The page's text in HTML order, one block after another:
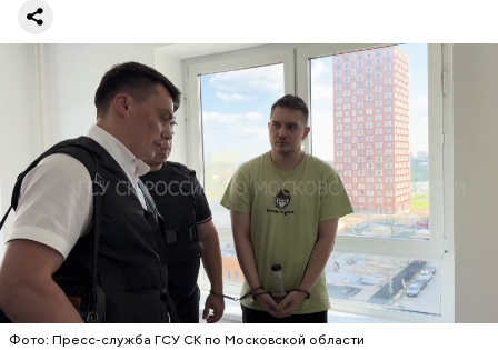
Фото: Пресс-служба ГСУ СК по Московской области
Все началось в июне, когда двое супругов
обратились в местную больницу с жалобами на
плохое самочувствие. Врачи не смогли поставить
им точный диагноз, после чего анализы
потерпевших направили на экспертизу. В них
специалисты обнаружили сильнодействующий
химикат дихлорэтан, который не мог попасть в
организм супругов случайно. То же самое вещество
нашли в еде, изъятой из квартиры пострадавших.
Видео: пресс-служба ГСУ СК по Московской области
ОТРАВЛЕНИЯ БАЛАШИХА
РОДИТЕЛИ
СЛЕДСТВЕННЫЙ КОМИТЕТ
ЭКСПЕРТИЗЫ